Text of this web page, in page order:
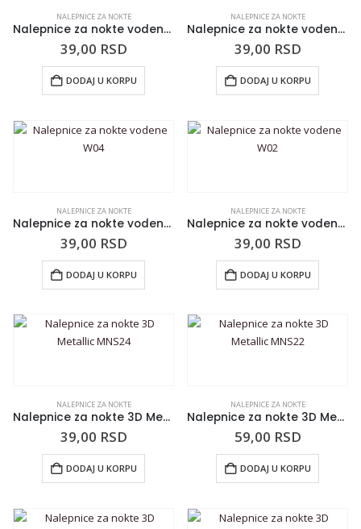
NALEPNICE ZA NOKTE
Nalepnice za nokte vodene W10
39,00 RSD
DODAJ U KORPU
NALEPNICE ZA NOKTE
Nalepnice za nokte vodene W05
39,00 RSD
DODAJ U KORPU
NALEPNICE ZA NOKTE
Nalepnice za nokte vodene W04
39,00 RSD
DODAJ U KORPU
NALEPNICE ZA NOKTE
Nalepnice za nokte vodene W02
39,00 RSD
DODAJ U KORPU
NALEPNICE ZA NOKTE
Nalepnice za nokte 3D Metallic MNS24
39,00 RSD
DODAJ U KORPU
NALEPNICE ZA NOKTE
Nalepnice za nokte 3D Metallic MNS22
59,00 RSD
DODAJ U KORPU